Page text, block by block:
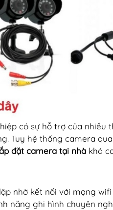
có sự hỗ trợ của nhiều
Tuy hệ thống camera
đặt camera tại nhà khá
nhờ kết nối với mạng
năng ghi hình chuyên